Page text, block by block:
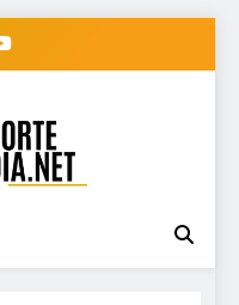
AL DIA •
Deportivo